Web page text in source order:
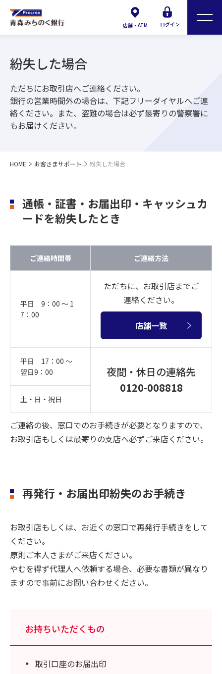
店舗・ATM ログイン
紛失した場合
ただちにお取引店へご連絡ください。
銀行の営業時間外の場合は、下記フリーダイヤルへご連
絡ください。また、盗難の場合は必ず最寄りの警察署に
もお届けください。
HOME お客さまサポート 紛失した場合
通帳・証書・お届出印・キャッシュカ
ードを紛失したとき
ご連絡時間帯 ご連絡方法
平日 9：00 ～ 1
7：00
ただちに、お取引店までご
連絡ください。
店舗一覧
平日 17：00 ～
翌日9：00
夜間・休日の連絡先
0120-008818
土・日・祝日
ご連絡の後、窓口でのお手続きが必要となりますので、
お取引店もしくは最寄りの支店へ必ずご来店ください。
再発行・お届出印紛失のお手続き
お取引店もしくは、お近くの窓口で再発行手続きをして
ください。
原則ご本人さまがご来店ください。
やむを得ず代理人へ依頼する場合、必要な書類が異なり
ますので事前にお問い合わせください。
お持ちいただくもの
取引口座のお届出印